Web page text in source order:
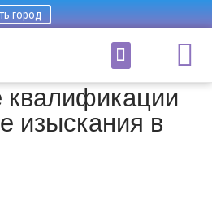
город
изыскания
изыскания в